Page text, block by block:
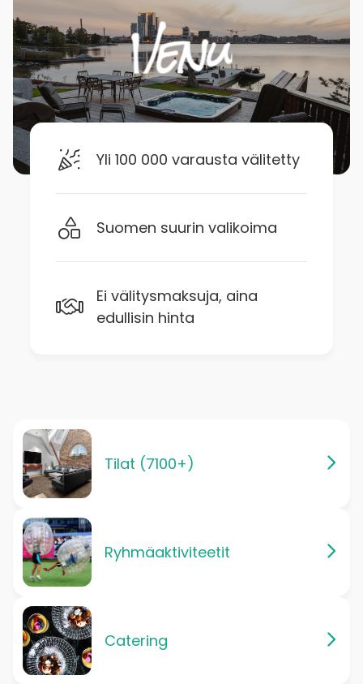
Yli 100 000 varausta välitetty
Suomen suurin valikoima
Ei välitysmaksuja, aina
edullisin hinta
Tilat (7100+)
Ryhmäaktiviteetit
Catering